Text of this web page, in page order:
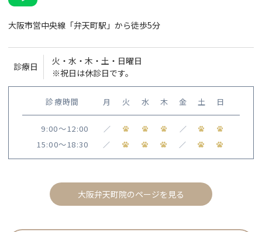
大阪市営中央線「弁天町駅」から徒歩5分
診療日
火・水・木・土・日曜日
※祝日は休診日です。
診療時間 月 火 水 木 金 土 日
9:00〜12:00 ／ ／
15:00〜18:30 ／ ／
大阪弁天町院のページを見る